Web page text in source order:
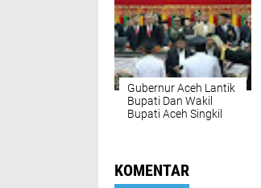
SPPG
Gubernur Aceh Lantik
Bupati Dan Wakil
Bupati Aceh Singkil
KOMENTAR